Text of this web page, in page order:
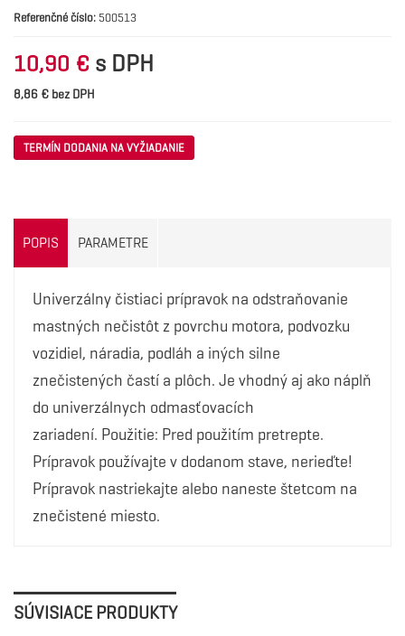
Referenčné číslo: 500513
10,90 € s DPH
8,86 € bez DPH
TERMÍN DODANIA NA VYŽIADANIE
POPIS PARAMETRE
Univerzálny čistiaci prípravok na odstraňovanie
mastných nečistôt z povrchu motora, podvozku
vozidiel, náradia, podláh a iných silne
znečistených častí a plôch. Je vhodný aj ako náplň
do univerzálnych odmasťovacích
zariadení. Použitie: Pred použitím pretrepte.
Prípravok používajte v dodanom stave, nerieďte!
Prípravok nastriekajte alebo naneste štetcom na
znečistené miesto.
SÚVISIACE PRODUKTY